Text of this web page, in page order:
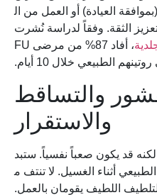
العيادة) أو العمل من ال
الثقة. وفقاً لدراسة نُشرت
، أفاد 87% من مرضى FU
2-4: القشور والتساقط
والاستقرار
لكنه قد يكون صعباً نفسياً. ستبد
أثناء الغسيل. لا تنتف م
اللطيف يقومان بالعمل.